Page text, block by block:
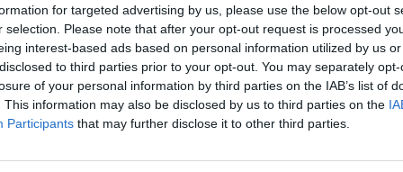
for targeted advertising by us, please use the below opt-out
selection. Please note that after your opt-out request is processed
interest-based ads based on personal information utilized by us
to third parties prior to your opt-out. You may separately
of your personal information by third parties on the IAB’s list of
This information may also be disclosed by us to third parties on the
Participants that may further disclose it to other third parties.
Via Tavernelle 71,Altavilla Vicentina
Mappa
Il Best Western Hotel Tre Torri è situato ad Altavilla Vicentina in
di Vicenza e alle Ville del Palladio, nei pressi del Polo fieristico e a
Ideale per viaggi d...
La struttura vicino Gambugliano con più giudizi, ben
Hotel Aries
13.31 km